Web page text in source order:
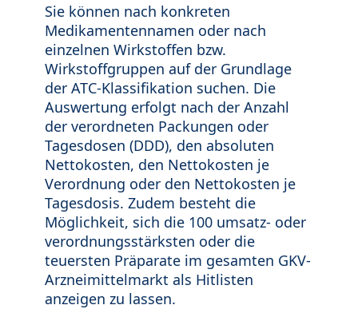
Sie können nach konkreten
Medikamentennamen oder nach
einzelnen Wirkstoffen bzw.
Wirkstoffgruppen auf der Grundlage
der ATC-Klassifikation suchen. Die
Auswertung erfolgt nach der Anzahl
der verordneten Packungen oder
Tagesdosen (DDD), den absoluten
Nettokosten, den Nettokosten je
Verordnung oder den Nettokosten je
Tagesdosis. Zudem besteht die
Möglichkeit, sich die 100 umsatz- oder
verordnungsstärksten oder die
teuersten Präparate im gesamten GKV-
Arzneimittelmarkt als Hitlisten
anzeigen zu lassen.